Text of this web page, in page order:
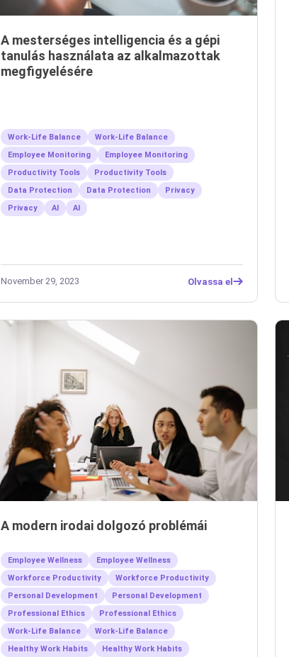
A mesterséges intelligencia és a gépi
tanulás használata az alkalmazottak
megfigyelésére
Work-Life Balance
Work-Life Balance
Employee Monitoring
Employee Monitoring
Productivity Tools
Productivity Tools
Data Protection
Data Protection
Privacy
Privacy
AI AI
November 29, 2023 Olvassa el
A modern irodai dolgozó problémái
Employee Wellness
Employee Wellness
Workforce Productivity
Workforce Productivity
Personal Development
Personal Development
Professional Ethics
Professional Ethics
Work-Life Balance
Work-Life Balance
Healthy Work Habits
Healthy Work Habits